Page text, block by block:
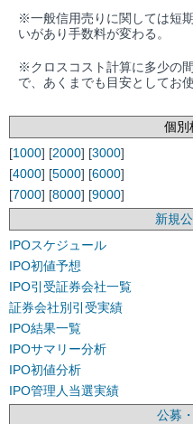
※一般信用売りに関しては短
いがあり手数料が変わる。
※クロスコスト計算に多少の
で、あくまでも目安としてお
個別
[1000] [2000] [3000]
[4000] [5000] [6000]
[7000] [8000] [9000]
新規
IPOスケジュール
IPO初値予想
IPO引受証券会社一覧
証券会社別引受実績
IPO結果一覧
IPOサマリー分析
IPO初値分析
IPO管理人当選実績
公募